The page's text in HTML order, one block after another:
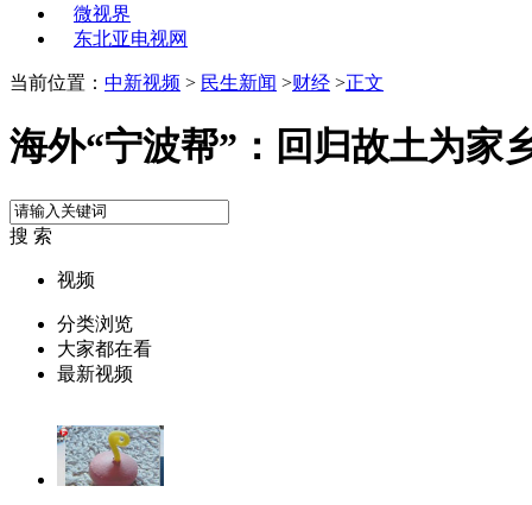
微视界
东北亚电视网
当前位置： 中新视频 > 民生新闻 >财经 >正文
海外“宁波帮”：回归故土为家
搜 索
视频
分类浏览
大家都在看
最新视频